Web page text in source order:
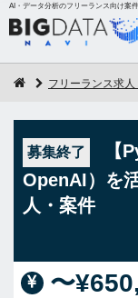
AI・データ分析のフリーランス向け案
フリーランス求人
募集終了
【
OpenAI）を
人・案件
〜